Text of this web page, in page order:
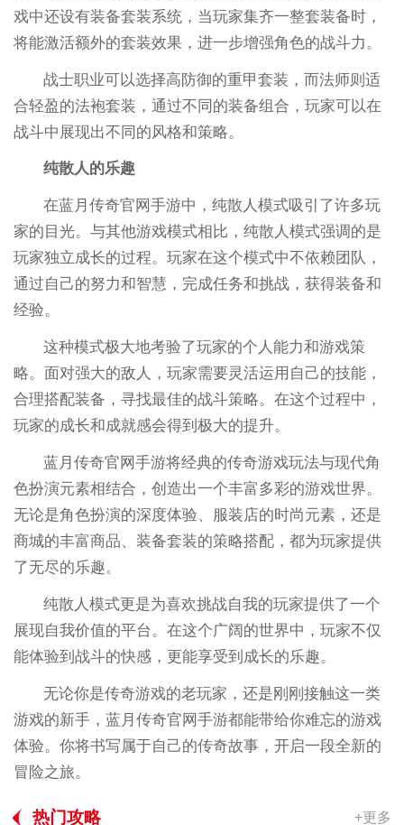
戏中还设有装备套装系统，当玩家集齐一整套装备时，
将能激活额外的套装效果，进一步增强角色的战斗力。
战士职业可以选择高防御的重甲套装，而法师则适
合轻盈的法袍套装，通过不同的装备组合，玩家可以在
战斗中展现出不同的风格和策略。
纯散人的乐趣
在蓝月传奇官网手游中，纯散人模式吸引了许多玩
家的目光。与其他游戏模式相比，纯散人模式强调的是
玩家独立成长的过程。玩家在这个模式中不依赖团队，
通过自己的努力和智慧，完成任务和挑战，获得装备和
经验。
这种模式极大地考验了玩家的个人能力和游戏策
略。面对强大的敌人，玩家需要灵活运用自己的技能，
合理搭配装备，寻找最佳的战斗策略。在这个过程中，
玩家的成长和成就感会得到极大的提升。
蓝月传奇官网手游将经典的传奇游戏玩法与现代角
色扮演元素相结合，创造出一个丰富多彩的游戏世界。
无论是角色扮演的深度体验、服装店的时尚元素，还是
商城的丰富商品、装备套装的策略搭配，都为玩家提供
了无尽的乐趣。
纯散人模式更是为喜欢挑战自我的玩家提供了一个
展现自我价值的平台。在这个广阔的世界中，玩家不仅
能体验到战斗的快感，更能享受到成长的乐趣。
无论你是传奇游戏的老玩家，还是刚刚接触这一类
游戏的新手，蓝月传奇官网手游都能带给你难忘的游戏
体验。你将书写属于自己的传奇故事，开启一段全新的
冒险之旅。
热门攻略 +更多